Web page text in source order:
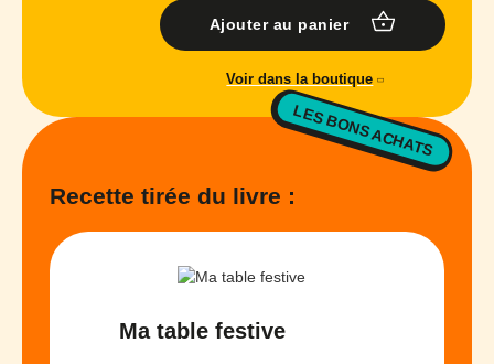
Ajouter au panier
Voir dans la boutique
LES BONS ACHATS
Recette tirée du livre :
Ma table festive